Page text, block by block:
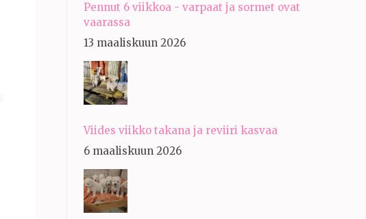
Pennut 6 viikkoa - varpaat ja sormet ovat
vaarassa
13 maaliskuun 2026
Viides viikko takana ja reviiri kasvaa
6 maaliskuun 2026